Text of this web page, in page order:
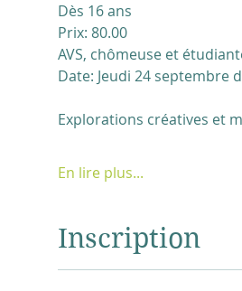
Dès 16 ans
Prix: 80.00
AVS, chômeuse et
Date: Jeudi 24 septembre
Explorations créatives et
En lire plus...
Inscription